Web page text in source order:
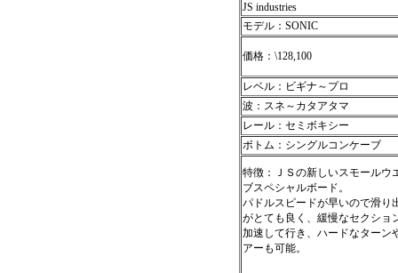
JS industries
モデル：SONIC
価格：\128,100
レベル：ビギナ～プロ
波：スネ～カタアタマ
レール：セミボキシー
ボトム：シングルコンケーブ
特徴：ＪＳの新しいスモールウ
ブスペシャルボード。
パドルスピードが早いので滑り
がとても良く、緩慢なセクショ
加速して行き、ハードなターン
アーも可能。